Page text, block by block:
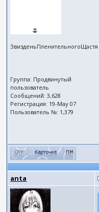
ЗвизденьПленительногоЩастя
Группа: Продвинутый
пользователь
Сообщений: 3,628
Регистрация: 19-May 07
Пользователь №: 1,379
anta